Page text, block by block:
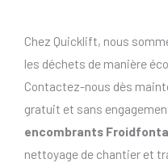
Chez Quicklift, nous
les déchets de manière
Contactez-nous dès
gratuit et sans
encombrants
nettoyage de chantier et